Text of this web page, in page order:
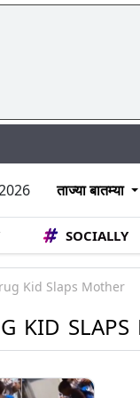
ताज्या बातम्या
SOCIALLY
Kid Slaps Mother
KID SLAPS